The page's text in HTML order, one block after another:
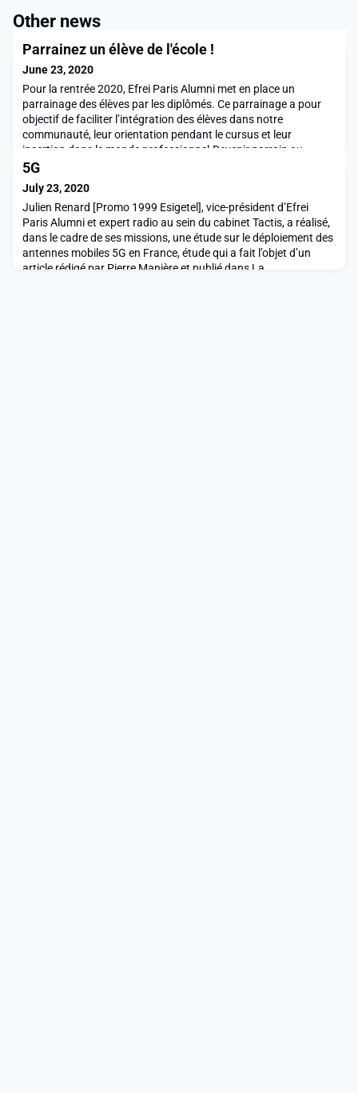
Other news
Parrainez un élève de l'école !
June 23, 2020
Pour la rentrée 2020, Efrei Paris Alumni met en place un
parrainage des élèves par les diplômés. Ce parrainage a pour
objectif de faciliter l’intégration des élèves dans notre
communauté, leur orientation pendant le cursus et leur
insertion dans le monde professionnel.Devenir parrain ou
marraine, c’est simple !Vous êtes diplômé-e d’Efrei Paris depuis
5G
July 23, 2020
Julien Renard [Promo 1999 Esigetel], vice-président d’Efrei
Paris Alumni et expert radio au sein du cabinet Tactis, a réalisé,
dans le cadre de ses missions, une étude sur le déploiement des
antennes mobiles 5G en France, étude qui a fait l’objet d’un
article rédigé par Pierre Manière et publié dans La